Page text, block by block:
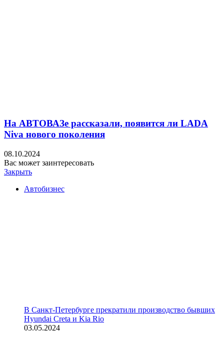
На АВТОВАЗе рассказали, появится ли LADA
Niva нового поколения
08.10.2024
Вас может заинтересовать
Закрыть
Автобизнес
В Санкт-Петербурге прекратили производство бывших
Hyundai Creta и Kia Rio
03.05.2024